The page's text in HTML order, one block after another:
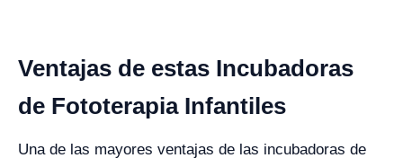
Ventajas de estas Incubadoras
de Fototerapia Infantiles
Una de las mayores ventajas de las incubadoras de